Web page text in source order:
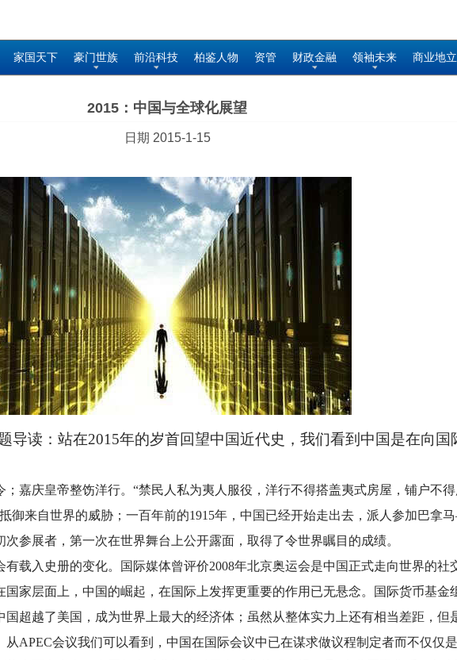
家国天下 豪门世族 前沿科技 柏鉴人物 资管 财政金融 领袖未来 商业地立
2015：中国与全球化展望
日期 2015-1-15
导读：站在2015年的岁首回望中国近代史，我们看到中国是在向国
；嘉庆皇帝整饬洋行。“禁民人私为夷人服役，洋行不得搭盖夷式房屋，铺户不得
御来自世界的威胁；一百年前的1915年，中国已经开始走出去，派人参加巴拿
参展者，第一次在世界舞台上公开露面，取得了令世界瞩目的成绩。
有载入史册的变化。国际媒体曾评价2008年北京奥运会是中国正式走向世界的社
国家层面上，中国的崛起，在国际上发挥更重要的作用已无悬念。国际货币基金
国超越了美国，成为世界上最大的经济体；虽然从整体实力上还有相当差距，但
APEC会议我们可以看到，中国在国际会议中已在谋求做议程制定者而不仅仅是